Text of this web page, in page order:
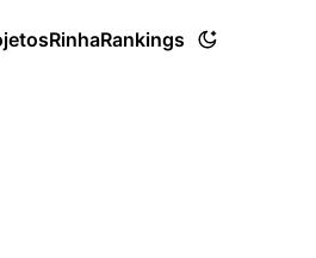
RinhaRankings